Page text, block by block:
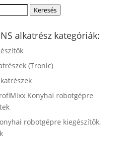
Keresés
alkatrész kategóriák:
(Tronic)
Konyhai robotgépre
robotgépre kiegészítők,